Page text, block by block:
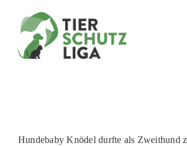
MITMACHEN
Hundebaby Knödel durfte als Zweithund